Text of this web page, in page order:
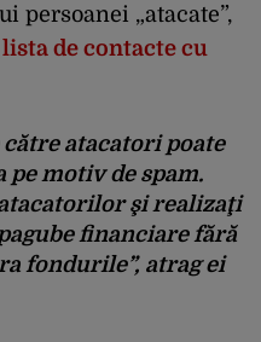
persoanei „atacate”,
lista de contacte cu
atacatori poate
pe motiv de spam.
şi realizaţi
financiare fără
fondurile”, atrag ei